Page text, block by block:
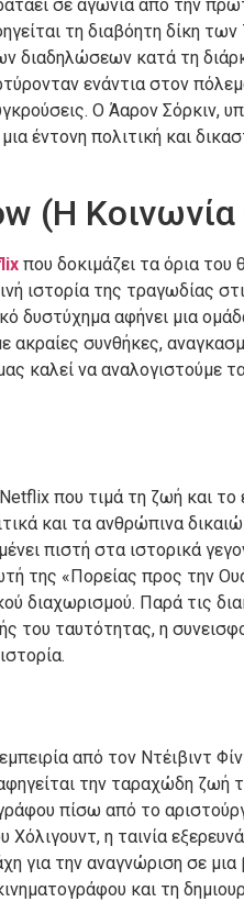
σε αγωνία από την
τη διαβόητη δίκη των
διαδηλώσεων κατά τη
ενάντια στον
Ο Άαρον Σόρκιν,
έντονη πολιτική και
(Η Κοινωνία
που δοκιμάζει τα όρια του
ιστορία της τραγωδίας
δυστύχημα αφήνει μια
ακραίες συνθήκες,
καλεί να αναλογιστούμε
που τιμά τη ζωή και
και τα ανθρώπινα
πιστή στα ιστορικά
της «Πορείας προς την
διαχωρισμού. Παρά τις
του ταυτότητας, η
από τον Ντέιβιντ
την ταραχώδη ζωή
πίσω από το
η ταινία εξερευνά
για την αναγνώριση σε
και τη